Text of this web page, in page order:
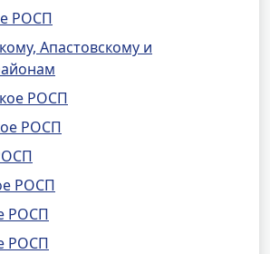
РОСП
Апастовскому и
РОСП
РОСП
РОСП
РОСП
РОСП